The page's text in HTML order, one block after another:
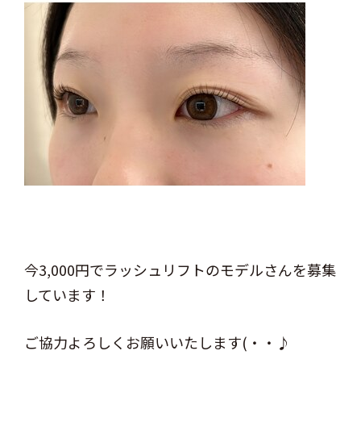
今3,000円でラッシュリフトのモデルさんを募集
しています！
ご協力よろしくお願いいたします(・・♪